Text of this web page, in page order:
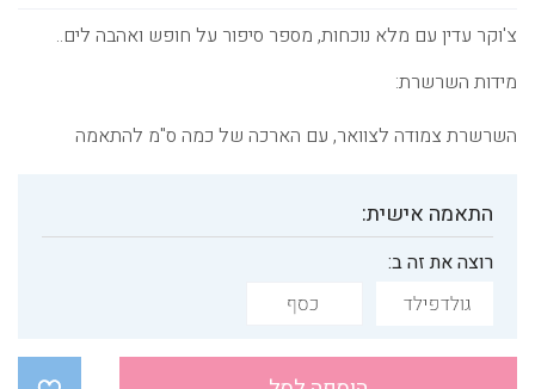
צ'וקר עדין עם מלא נוכחות, מספר סיפור על חופש ואהבה לים..
מידות השרשרת:
השרשרת צמודה לצוואר, עם הארכה של כמה ס"מ להתאמה
התאמה אישית:
רוצה את זה ב: